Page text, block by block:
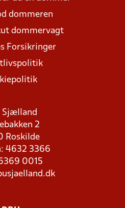
dommeren
dommervagt
Forsikringer
Sjælland
2
Roskilde
4632 3366
0015